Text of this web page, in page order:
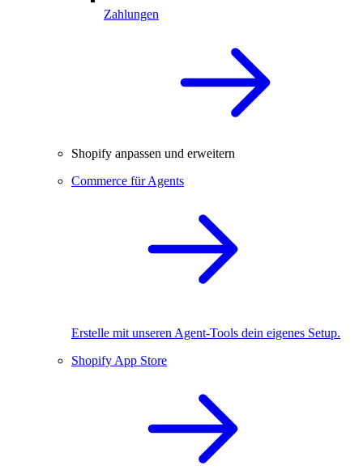
Zahlungen
Shopify anpassen und erweitern
Commerce für Agents
Erstelle mit unseren Agent-Tools dein eigenes Setup.
Shopify App Store